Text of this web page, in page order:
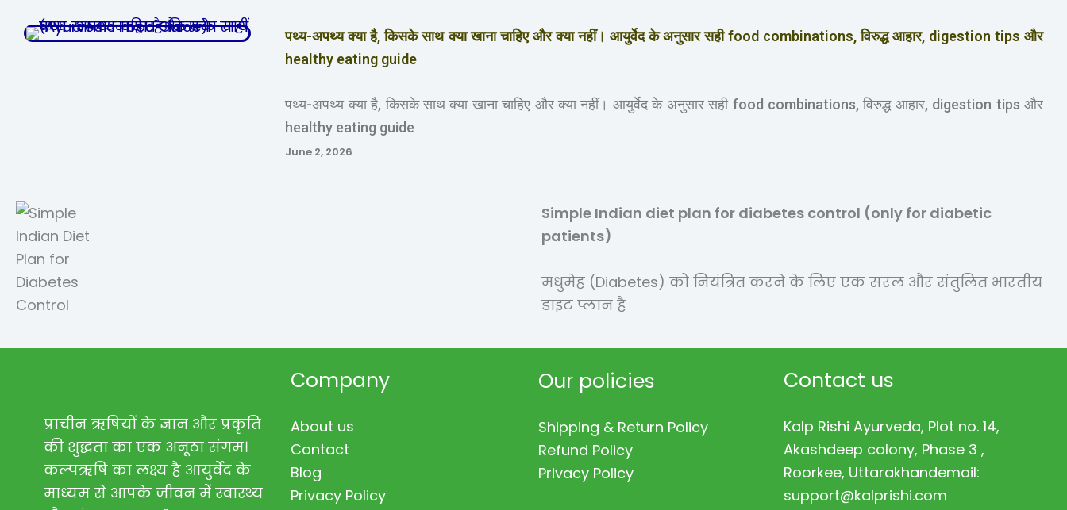
पथ्य-अपथ्य क्या है, किसके साथ क्या खाना चाहिए और क्या नहीं। आयुर्वेद के अनुसार सही food combinations, विरुद्ध आहार, digestion tips और
healthy eating guide
पथ्य-अपथ्य क्या है, किसके साथ क्या खाना चाहिए और क्या नहीं। आयुर्वेद के अनुसार सही food combinations, विरुद्ध आहार, digestion tips और
healthy eating guide
June 2, 2026
Simple Indian diet plan for diabetes control (only for diabetic
patients)
मधुमेह (Diabetes) को नियंत्रित करने के लिए एक सरल और संतुलित भारतीय
डाइट प्लान है
प्राचीन ऋषियों के ज्ञान और प्रकृति
की शुद्धता का एक अनूठा संगम।
कल्पऋषि का लक्ष्य है आयुर्वेद के
माध्यम से आपके जीवन में स्वास्थ्य
Company
About us
Contact
Blog
Privacy Policy
Our policies
Shipping & Return Policy
Refund Policy
Privacy Policy
Contact us
Kalp Rishi Ayurveda, Plot no. 14,
Akashdeep colony, Phase 3 ,
Roorkee, Uttarakhandemail:
support@kalprishi.com